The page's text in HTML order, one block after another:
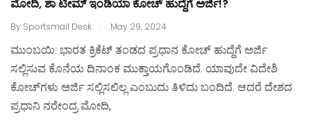
ಮೋದಿ, ಶಾ ಟೀಮ್‌ ಇಂಡಿಯಾ ಕೋಚ್‌ ಹುದ್ದೆಗೆ ಅರ್ಜಿ!?
By Sportsmail Desk . May 29, 2024
ಮುಂಬಯಿ: ಭಾರತ ಕ್ರಿಕೆಟ್‌ ತಂಡದ ಪ್ರಧಾನ ಕೋಚ್‌ ಹುದ್ದೆಗೆ ಅರ್ಜಿ
ಸಲ್ಲಿಸುವ ಕೊನೆಯ ದಿನಾಂಕ ಮುಕ್ತಾಯಗೊಂಡಿದೆ. ಯಾವುದೇ ವಿದೇಶಿ
ಕೋಚ್‌ಗಳು ಅರ್ಜಿ ಸಲ್ಲಿಸಲಿಲ್ಲ ಎಂಬುದು ತಿಳಿದು ಬಂದಿದೆ. ಆದರೆ ದೇಶದ
ಪ್ರಧಾನಿ ನರೇಂದ್ರ ಮೋದಿ,